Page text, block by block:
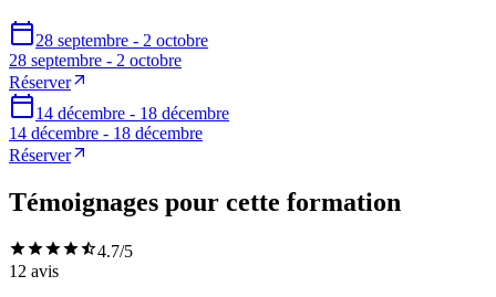
28 septembre - 2 octobre
28 septembre - 2 octobre
Réserver
14 décembre - 18 décembre
14 décembre - 18 décembre
Réserver
Témoignages pour cette formation
4.7/5
12 avis